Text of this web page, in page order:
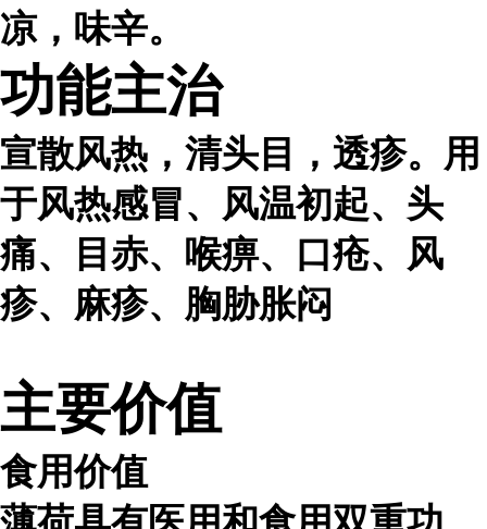
凉，味辛。
功能主治
宣散风热，清头目，透疹。用
于风热感冒、风温初起、头
痛、目赤、喉痹、口疮、风
疹、麻疹、胸胁胀闷
主要价值
食用价值